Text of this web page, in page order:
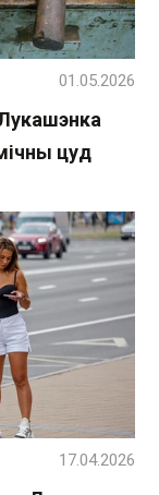
цуд
01.05.2026
17.04.2026